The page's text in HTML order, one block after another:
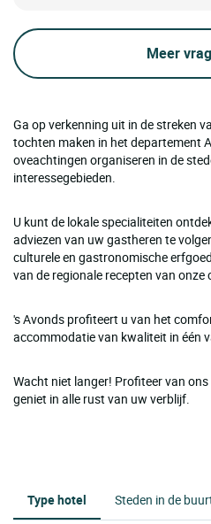
Meer
Ga op verkenning uit in de streken
tochten maken in het departement
oveachtingen organiseren in de
interessegebieden.
U kunt de lokale specialiteiten
adviezen van uw gastheren te
culturele en gastronomische
van de regionale recepten van onze
's Avonds profiteert u van het
accommodatie van kwaliteit in één
Wacht niet langer! Profiteer van
geniet in alle rust van uw verblijf.
Type hotel Steden in de